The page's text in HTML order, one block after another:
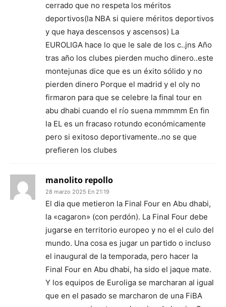
cerrado que no respeta los méritos
deportivos(la NBA si quiere méritos deportivos
y que haya descensos y ascensos) La
EUROLIGA hace lo que le sale de los c..jns Año
tras año los clubes pierden mucho dinero..este
montejunas dice que es un éxito sólido y no
pierden dinero Porque el madrid y el oly no
firmaron para que se celebre la final tour en
abu dhabi cuando el río suena mmmmm En fin
la EL es un fracaso rotundo económicamente
pero si exitoso deportivamente..no se que
prefieren los clubes
manolito repollo
28 marzo 2025 En 21:19
El dia que metieron la Final Four en Abu dhabi,
la «cagaron» (con perdón). La Final Four debe
jugarse en territorio europeo y no el el culo del
mundo. Una cosa es jugar un partido o incluso
el inaugural de la temporada, pero hacer la
Final Four en Abu dhabi, ha sido el jaque mate.
Y los equipos de Euroliga se marcharan al igual
que en el pasado se marcharon de una FiBA